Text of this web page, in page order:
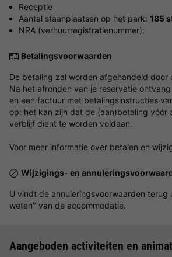
Receptie
Aantal staanplaatsen op het park: 185
NRA (verhuurregistratienummer):
Betalingsvoorwaarden
De betaling zal worden afgehandeld door
Na het afronden van je reservatie
en een factuur met betalingsinstructies
op: het kan zijn dat de (aan)betaling vóór
verblijf dient te worden voldaan.
Voor meer informatie over betalen en
Wijzigings- en
U vindt de annuleringsvoorwaarden terug
weten" van de accommodatie.
Aangeboden activiteiten en